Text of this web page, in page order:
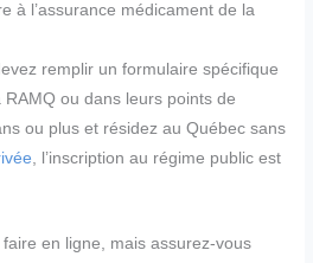
à l’assurance médicament de la
remplir un formulaire spécifique
ou dans leurs points de
ou plus et résidez au Québec sans
, l’inscription au régime public est
faire en ligne, mais assurez-vous